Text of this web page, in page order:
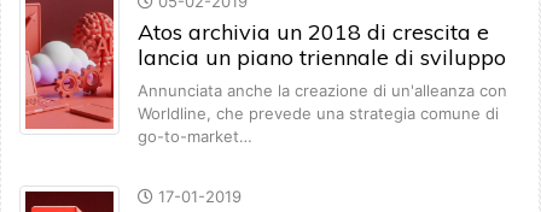
Atos archivia un 2018 di crescita e
lancia un piano triennale di sviluppo
Annunciata anche la creazione di un'alleanza con
Worldline, che prevede una strategia comune di
go-to-market…
17-01-2019